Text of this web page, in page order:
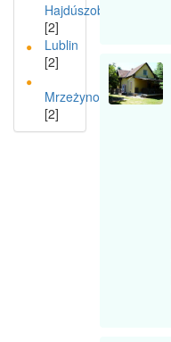
Hajdúszoboszló
[2]
Lublin
[2]
Mrzeżyno
[2]